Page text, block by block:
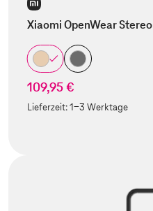
Xiaomi OpenWear Stereo
109,95 €
Lieferzeit:1-3 Werktage